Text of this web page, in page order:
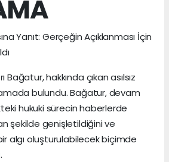
Yanıt: Gerçeğin Açıklanması İçin
Bağatur, hakkında çıkan asılsız
bulundu. Bağatur, devam
hukuki sürecin haberlerde
şekilde genişletildiğini ve
algı oluşturulabilecek biçimde